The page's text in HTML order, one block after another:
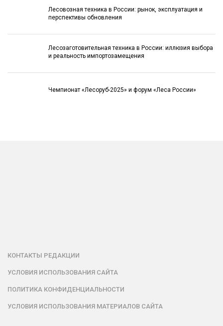
Лесовозная техника в России: рынок, эксплуатация и
перспективы обновления
Лесозаготовительная техника в России: иллюзия выбора
и реальность импортозамещения
Чемпионат «Лесоруб-2025» и форум «Леса России»
КОНТАКТЫ РЕДАКЦИИ
УСЛОВИЯ ИСПОЛЬЗОВАНИЯ САЙТА
ПОЛИТИКА КОНФИДЕНЦИАЛЬНОСТИ
УСЛОВИЯ ИСПОЛЬЗОВАНИЯ МАТЕРИАЛОВ САЙТА